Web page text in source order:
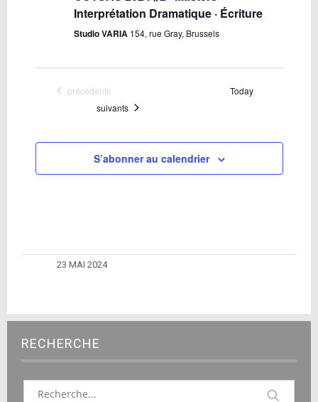
Interprétation Dramatique · Écriture
Studio VARIA 154, rue Gray, Brussels
Évènements
précédents
Today
Évènements
suivants
S’abonner au calendrier
23 MAI 2024
RECHERCHE